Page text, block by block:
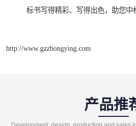
标书写得精彩、写得出色，助您中
http://www.gzzhongying.com
产品推